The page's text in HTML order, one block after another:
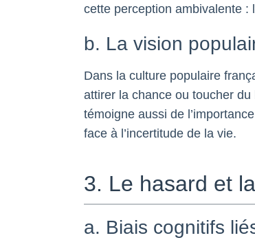
cette perception ambivalente :
b. La vision
Dans la culture populaire
attirer la chance ou toucher
témoigne aussi de
face à l’incertitude de la vie.
3. Le hasard et
a. Biais cognitifs